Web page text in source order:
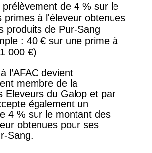
de 4 % sur le
primes à l'éleveur obtenues
produits de Pur-Sang
: 40 € sur une prime à
000 €)
l’AFAC devient
membre de la
Eleveurs du Galop et par
également un
4 % sur le montant des
obtenues pour ses
Sang.